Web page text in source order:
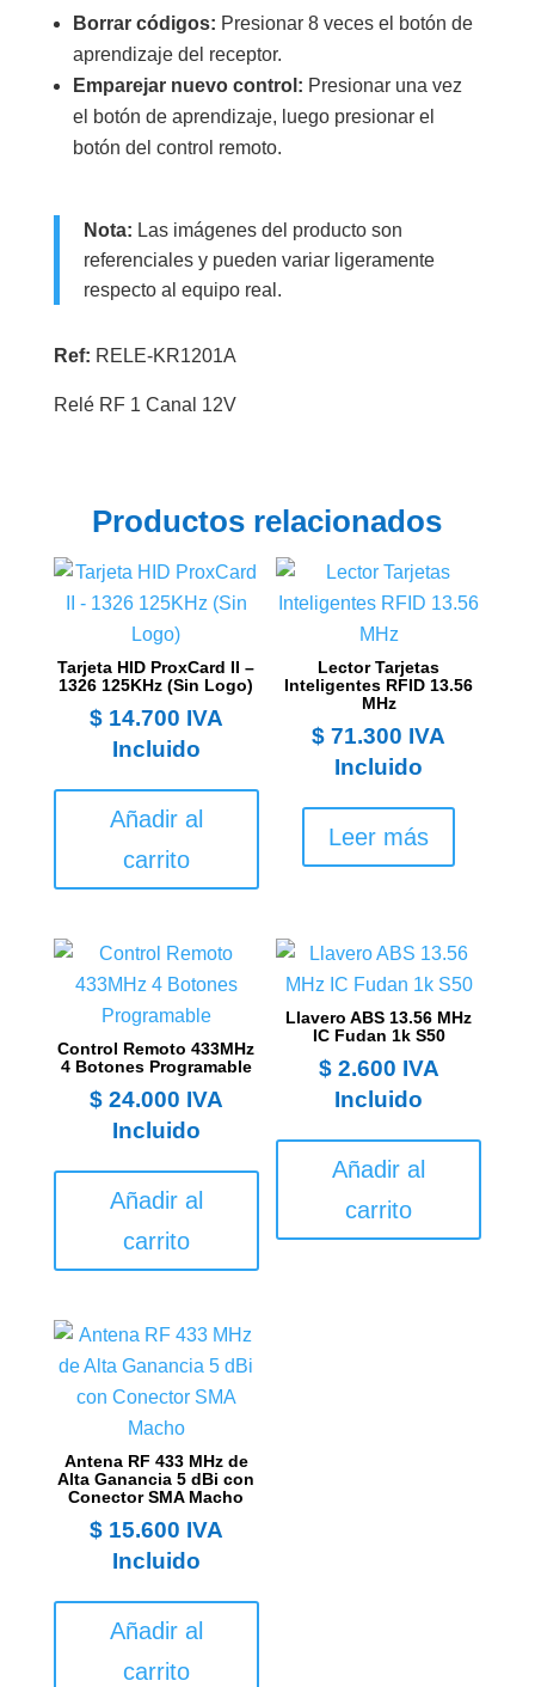
Borrar códigos: Presionar 8 veces el botón de
aprendizaje del receptor.
Emparejar nuevo control: Presionar una vez
el botón de aprendizaje, luego presionar el
botón del control remoto.
Nota: Las imágenes del producto son
referenciales y pueden variar ligeramente
respecto al equipo real.
Ref: RELE-KR1201A
Relé RF 1 Canal 12V
Productos relacionados
Tarjeta HID ProxCard II –
1326 125KHz (Sin Logo)
$14.700 IVA
Incluido
Añadir al
carrito
Lector Tarjetas
Inteligentes RFID 13.56
MHz
$ 71.300 IVA
Incluido
Leer más
Control Remoto 433MHz
4 Botones Programable
$24.000 IVA
Incluido
Añadir al
carrito
Llavero ABS 13.56 MHz
IC Fudan 1k S50
$2.600 IVA
Incluido
Añadir al
carrito
Antena RF 433 MHz de
Alta Ganancia 5 dBi con
Conector SMA Macho
$15.600 IVA
Incluido
Añadir al
carrito